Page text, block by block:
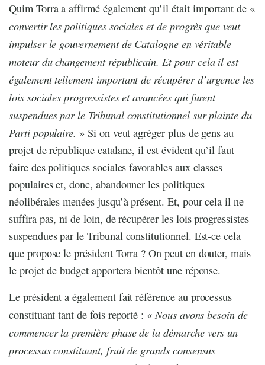
Quim Torra a affirmé également qu’il était important de «
convertir les politiques sociales et de progrès que veut
impulser le gouvernement de Catalogne en véritable
moteur du changement républicain. Et pour cela il est
également tellement important de récupérer d’urgence les
lois sociales progressistes et avancées qui furent
suspendues par le Tribunal constitutionnel sur plainte du
Parti populaire. » Si on veut agréger plus de gens au
projet de république catalane, il est évident qu’il faut
faire des politiques sociales favorables aux classes
populaires et, donc, abandonner les politiques
néolibérales menées jusqu’à présent. Et, pour cela il ne
suffira pas, ni de loin, de récupérer les lois progressistes
suspendues par le Tribunal constitutionnel. Est-ce cela
que propose le président Torra ? On peut en douter, mais
le projet de budget apportera bientôt une réponse.
Le président a également fait référence au processus
constituant tant de fois reporté : « Nous avons besoin de
commencer la première phase de la démarche vers un
processus constituant, fruit de grands consensus